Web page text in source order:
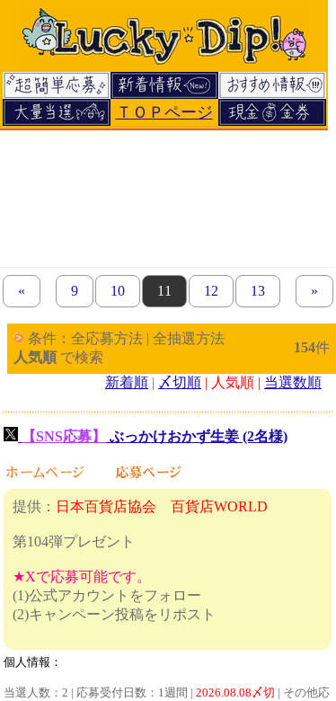
ＴＯＰページ
« previous set of pages
page
9 page
10 page
11 page
12 page
13 »
条件：全応募方法 | 全抽選方法
人気順 で検索
154件
新着順 | 〆切順 | 人気順 | 当選数順
【SNS応募】 ぶっかけおかず生姜 (2名様)
提供： 日本百貨店協会 百貨店WORLD
第104弾プレゼント
★Xで応募可能です。
(1)公式アカウントをフォロー
(2)キャンペーン投稿をリポスト
個人情報：
当選人数：2 | 応募受付日数：1週間 | 2026.08.08〆切 | その他応